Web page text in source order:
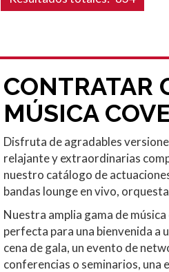
CONTRATAR
MÚSICA
Disfruta de agradables
relajante y extraordinarias
nuestro catálogo de
bandas lounge en vivo,
Nuestra amplia gama de
perfecta para una bienvenida a
cena de gala, un evento de
conferencias o seminarios, una